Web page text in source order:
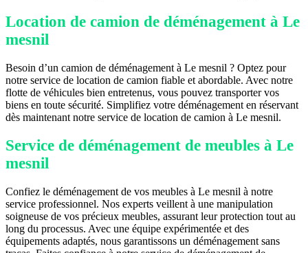
Location de camion de déménagement à Le
mesnil
Besoin d’un camion de déménagement à Le mesnil ? Optez pour
notre service de location de camion fiable et abordable. Avec notre
flotte de véhicules bien entretenus, vous pouvez transporter vos
biens en toute sécurité. Simplifiez votre déménagement en réservant
dès maintenant notre service de location de camion à Le mesnil.
Service de déménagement de meubles à Le
mesnil
Confiez le déménagement de vos meubles à Le mesnil à notre
service professionnel. Nos experts veillent à une manipulation
soigneuse de vos précieux meubles, assurant leur protection tout au
long du processus. Avec une équipe expérimentée et des
équipements adaptés, nous garantissons un déménagement sans